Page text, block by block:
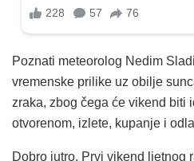
Poznati meteorolog Nedim
vremenske prilike uz obilje
zraka, zbog čega će vikend biti
otvorenom, izlete, kupanje i
Dobro jutro. Prvi vikend ljetnog